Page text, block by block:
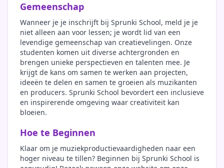
Gemeenschap
Wanneer je je inschrijft bij Sprunki School, meld je je
niet alleen aan voor lessen; je wordt lid van een
levendige gemeenschap van creatievelingen. Onze
studenten komen uit diverse achtergronden en
brengen unieke perspectieven en talenten mee. Je
krijgt de kans om samen te werken aan projecten,
ideeën te delen en samen te groeien als muzikanten
en producers. Sprunki School bevordert een inclusieve
en inspirerende omgeving waar creativiteit kan
bloeien.
Hoe te Beginnen
Klaar om je muziekproductievaardigheden naar een
hoger niveau te tillen? Beginnen bij Sprunki School is